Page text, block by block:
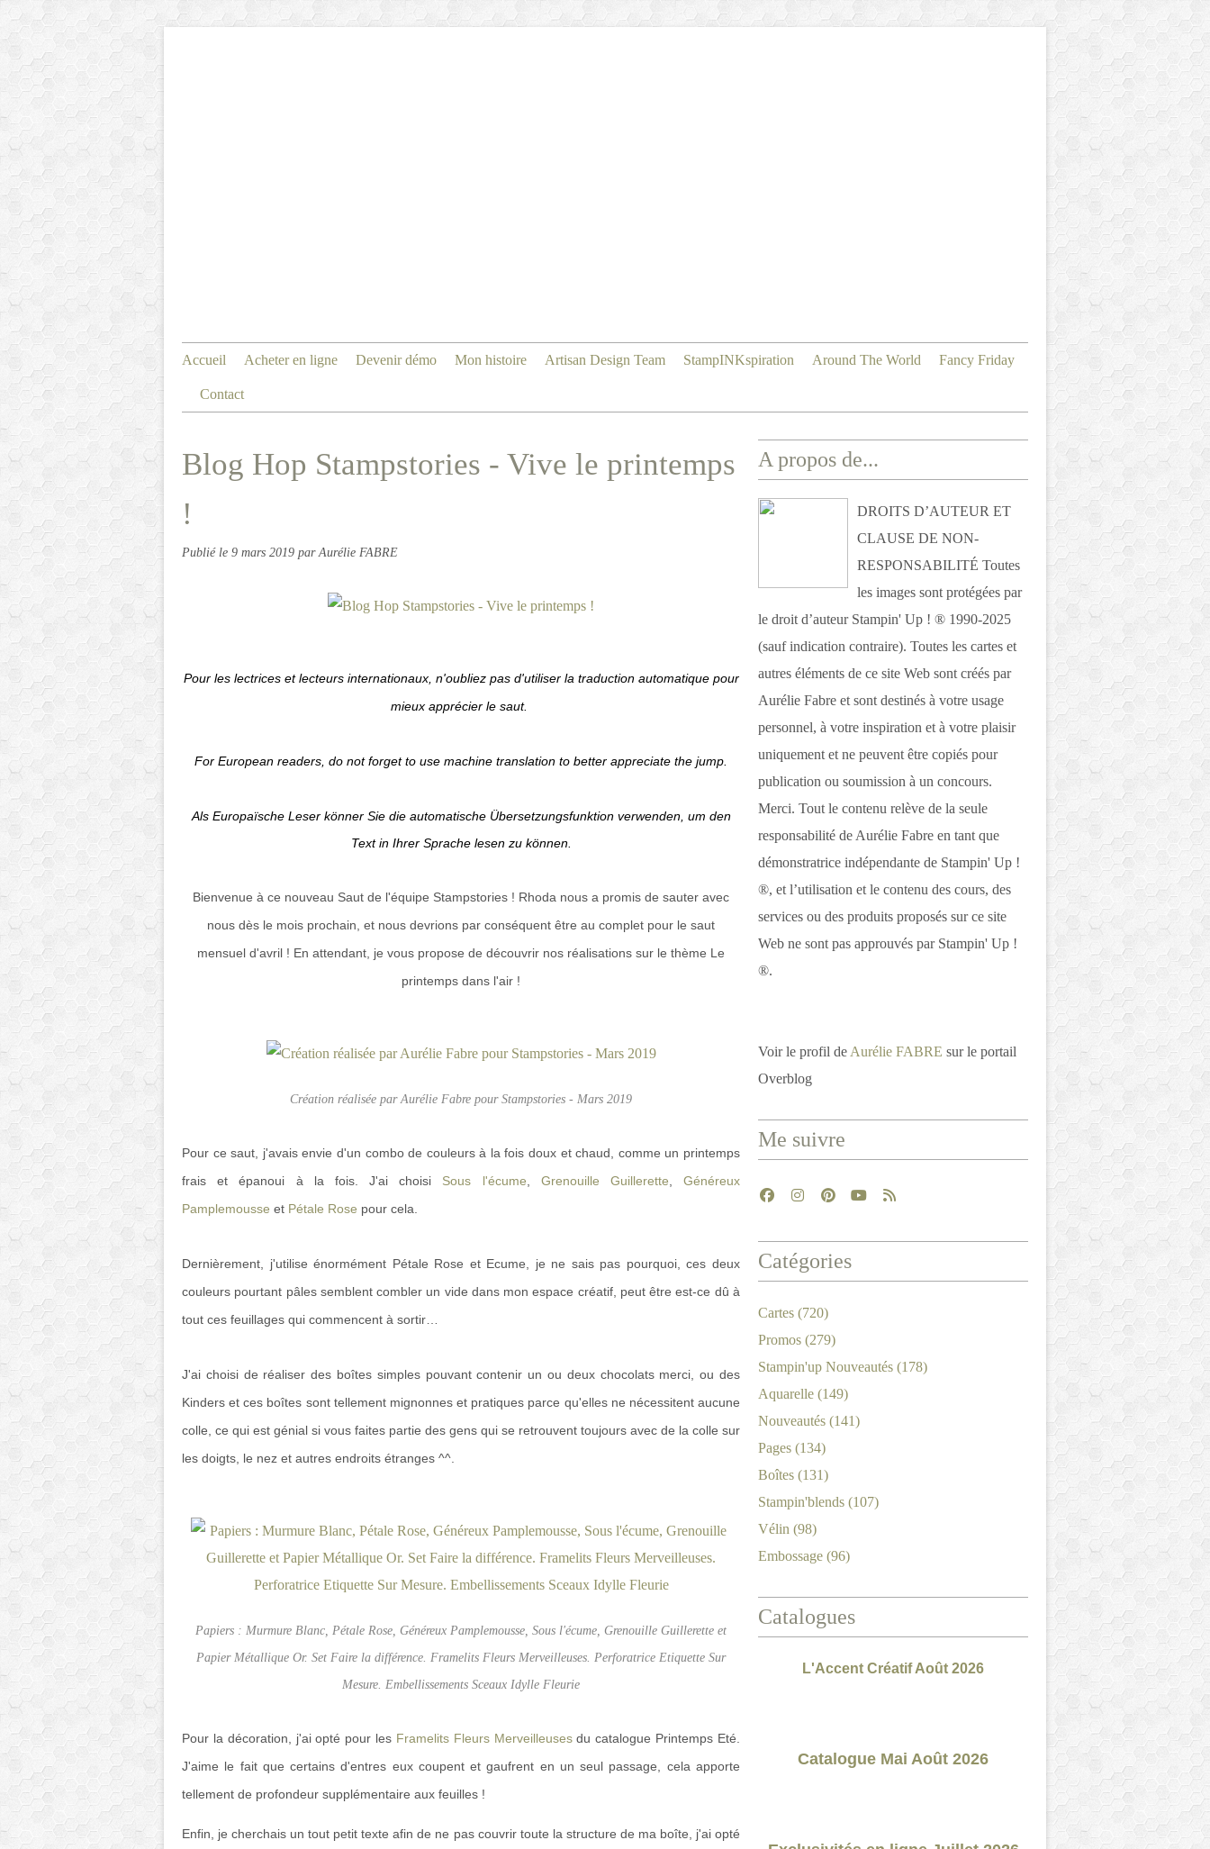
Accueil Acheter en ligne Devenir démo Mon histoire Artisan Design Team StampINKspiration Around The World Fancy Friday
Contact
Blog Hop Stampstories - Vive le printemps
!
Publié le 9 mars 2019 par Aurélie FABRE
Pour les lectrices et lecteurs internationaux, n'oubliez pas d'utiliser la traduction automatique pour
mieux apprécier le saut.
For European readers, do not forget to use machine translation to better appreciate the jump.
Als Europaïsche Leser könner Sie die automatische Übersetzungsfunktion verwenden, um den
Text in Ihrer Sprache lesen zu können.
Bienvenue à ce nouveau Saut de l'équipe Stampstories ! Rhoda nous a promis de sauter avec
nous dès le mois prochain, et nous devrions par conséquent être au complet pour le saut
mensuel d'avril ! En attendant, je vous propose de découvrir nos réalisations sur le thème Le
printemps dans l'air !
Création réalisée par Aurélie Fabre pour Stampstories - Mars 2019
Pour ce saut, j'avais envie d'un combo de couleurs à la fois doux et chaud, comme un printemps
frais et épanoui à la fois. J'ai choisi Sous l'écume Grenouille Guillerette ,Généreux
Pamplemousse et Pétale Rose pour cela.
Dernièrement, j'utilise énormément Pétale Rose et Ecume, je ne sais pas pourquoi, ces deux
couleurs pourtant pâles semblent combler un vide dans mon espace créatif, peut être est-ce dû à
tout ces feuillages qui commencent à sortir…
J'ai choisi de réaliser des boîtes simples pouvant contenir un ou deux chocolats merci, ou des
Kinders et ces boîtes sont tellement mignonnes et pratiques parce qu'elles ne nécessitent aucune
colle, ce qui est génial si vous faites partie des gens qui se retrouvent toujours avec de la colle sur
les doigts, le nez et autres endroits étranges ^^.
Papiers : Murmure Blanc, Pétale Rose, Généreux Pamplemousse, Sous l'écume, Grenouille Guillerette et
Papier Métallique Or. Set Faire la différence. Framelits Fleurs Merveilleuses. Perforatrice Etiquette Sur
Mesure. Embellissements Sceaux Idylle Fleurie
Pour la décoration, j'ai opté pour les Framelits Fleurs Merveilleusesdu catalogue Printemps Eté.
J'aime le fait que certains d'entres eux coupent et gaufrent en un seul passage, cela apporte
tellement de profondeur supplémentaire aux feuilles !
Enfin, je cherchais un tout petit texte afin de ne pas couvrir toute la structure de ma boîte, j'ai opté
A propos de...
DROITS D’AUTEUR ET
CLAUSE DE NON-
RESPONSABILITÉ Toutes
les images sont protégées par
le droit d’auteur Stampin' Up ! ® 1990-2025
(sauf indication contraire). Toutes les cartes et
autres éléments de ce site Web sont créés par
Aurélie Fabre et sont destinés à votre usage
personnel, à votre inspiration et à votre plaisir
uniquement et ne peuvent être copiés pour
publication ou soumission à un concours.
Merci. Tout le contenu relève de la seule
responsabilité de Aurélie Fabre en tant que
démonstratrice indépendante de Stampin' Up !
®, et l’utilisation et le contenu des cours, des
services ou des produits proposés sur ce site
Web ne sont pas approuvés par Stampin' Up !
®.
Voir le profil de Aurélie FABRE sur le portail
Overblog
Me suivre
Catégories
Cartes (720)
Promos (279)
Stampin'up Nouveautés (178)
Aquarelle (149)
Nouveautés (141)
Pages (134)
Boîtes (131)
Stampin'blends (107)
Vélin (98)
Embossage (96)
Catalogues
L'Accent Créatif Août 2026
Catalogue Mai Août 2026